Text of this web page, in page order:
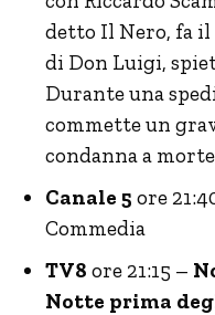
detto Il Nero, fa il
di Don Luigi,
Durante una
commette un
condanna a
Canale 5 ore
Commedia
TV8 ore 21:15 –
Notte prima